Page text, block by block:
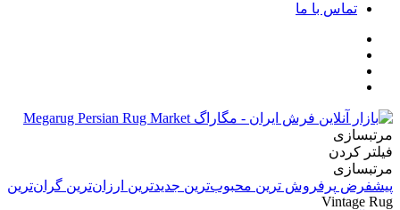
تماس با ما
مرتبسازی
فیلتر کردن
مرتبسازی
پیشفرض پرفروش ترین محبوب‌ترین جدیدترین ارزان‌ترین گران‌ترین
Vintage Rug